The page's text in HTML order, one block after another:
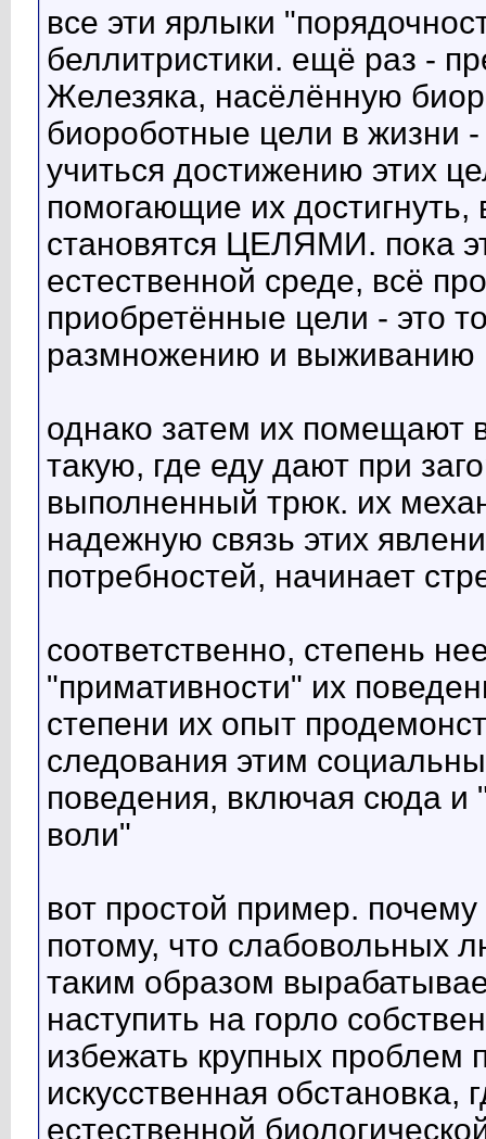
все эти ярлыки
беллитристики. ещё раз -
Железяка, насёлённую
биороботные цели в жизни
учиться достижению этих
помогающие их
становятся ЦЕЛЯМИ. пока
естественной среде, всё
приобретённые цели - это
размножению и выживанию
однако затем их помещают
такую, где еду дают при
выполненный трюк. их
надежную связь этих
потребностей, начинает
соответственно, степень
"примативности" их
степени их опыт
следования этим
поведения, включая сюда и
воли"
вот простой пример.
потому, что слабовольных
таким образом
наступить на горло
избежать крупных проблем
искусственная
естественной